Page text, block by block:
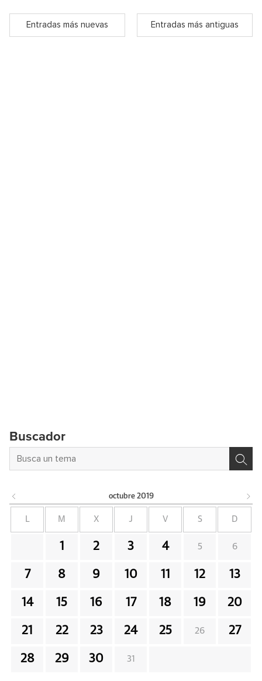
Entradas más nuevas Entradas más antiguas
Buscador
octubre 2019
M X J V S D
1 2 3 4 5 6
7 8 9 10 11 12 13
14 15 16 17 18 19 20
21 22 23 24 25 26 27
28 29 30 31